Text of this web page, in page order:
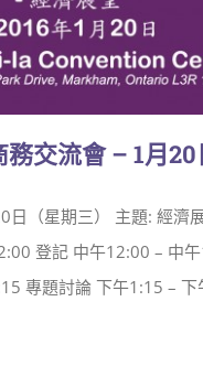
務交流會 – 1月20
（星期三） 主題: 經濟
登記 中午12:00 – 中
專題討論 下午1:15 –